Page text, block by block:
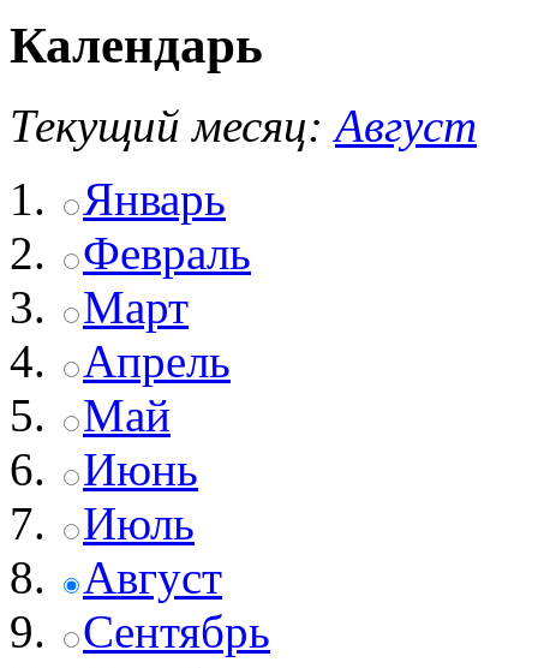
Календарь
Текущий месяц: Август
Январь
Февраль
Март
Апрель
Май
Июнь
Июль
Август
Сентябрь